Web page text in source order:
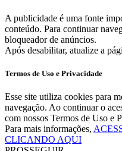
A publicidade é uma fonte
conteúdo. Para continuar
bloqueador de anúncios.
Após desabilitar, atualize a
Termos de Uso e Privacidade
Esse site utiliza cookies para
navegação. Ao continuar o
com nossos Termos de Uso e
Para mais informações,
CLICANDO AQUI